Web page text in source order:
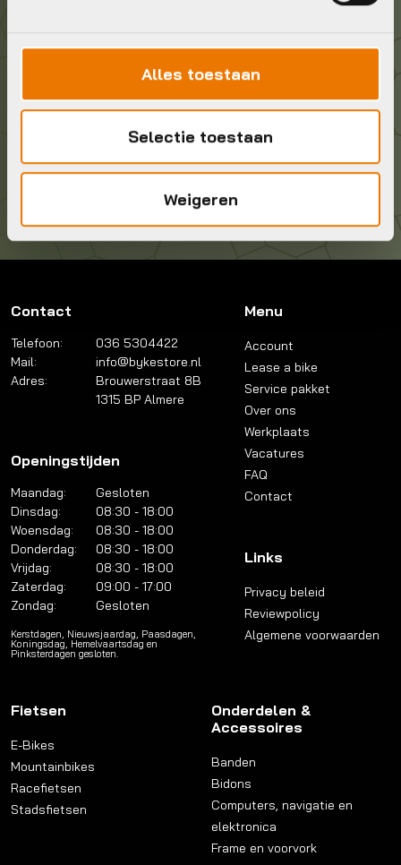
Alles toestaan
Selectie toestaan
Weigeren
Geef ons een belletje
Kom langs!
Brouwerstraat 8B
Contact
Telefoon:
036 5304422
Mail:
info@bykestore.nl
Adres:
Brouwerstraat 8B
1315 BP Almere
Openingstijden
Maandag:
Gesloten
Dinsdag:
08:30 - 18:00
Woensdag:
08:30 - 18:00
Donderdag:
08:30 - 18:00
Vrijdag:
08:30 - 18:00
Zaterdag:
09:00 - 17:00
Zondag:
Gesloten
Kerstdagen, Nieuwsjaardag, Paasdagen,
Koningsdag, Hemelvaartsdag en
Pinksterdagen gesloten.
Menu
Account
Lease a bike
Service pakket
Over ons
Werkplaats
Vacatures
FAQ
Contact
Links
Privacy beleid
Reviewpolicy
Algemene voorwaarden
Fietsen
E-Bikes
Mountainbikes
Racefietsen
Stadsfietsen
Onderdelen &
Accessoires
Banden
Bidons
Computers, navigatie en
elektronica
Frame en voorvork